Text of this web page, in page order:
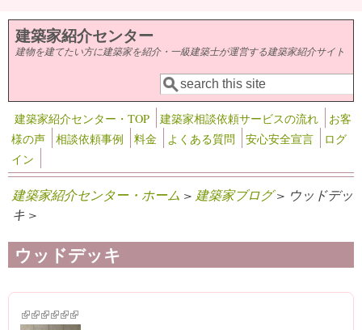
メインコンテンツに移動
建築家紹介センター
建物を建てたい方に建築家を紹介・一級建築士が運営する建築家紹介サイト
検索フォーム
検索
建築家紹介センター・TOP 建築家相談依頼サービスの流れ
お客
様の声
相談依頼事例 料金 よくある質問 安心安全宣言
ログ
イン
建築家紹介センター・ホーム > 建築家ブログ> ウッドデッ
キ >
ウッドデッキ
(link is external)
(link is external)
(link is external)
(link is external)
(link is external)
(link is external)